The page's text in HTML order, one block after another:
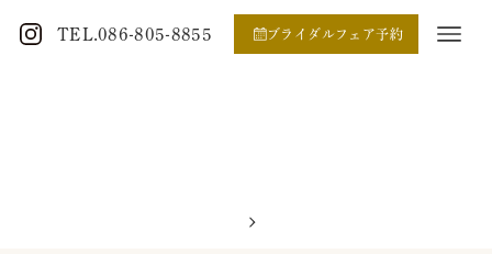
TEL.086-805-8855 ブライダルフェア予約